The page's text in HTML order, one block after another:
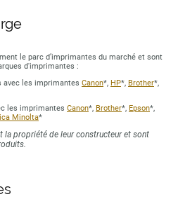
le parc d’imprimantes du marché et sont
d'imprimantes :
avec les imprimantes Canon*, HP*, Brother*,
les imprimantes Canon*, Brother*, Epson*,
Minolta*
la propriété de leur constructeur et sont